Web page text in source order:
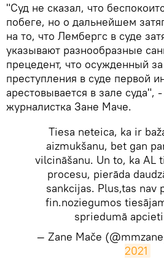
"Суд не сказал, что
побеге, но о дальнейшем
на то, что Лембергс в суде
указывают разнообразные
прецедент, что осужденный
преступления в суде первой
арестовывается в зале суда",
журналистка Зане Маче.
Tiesa neteica, ka ir
aizmukšanu, bet gan
vilcināšanu. Un to, ka AL
procesu, pierāda
sankcijas. Plus,tas nav
fin.noziegumos
spriedumā
— Zane Mače
2021